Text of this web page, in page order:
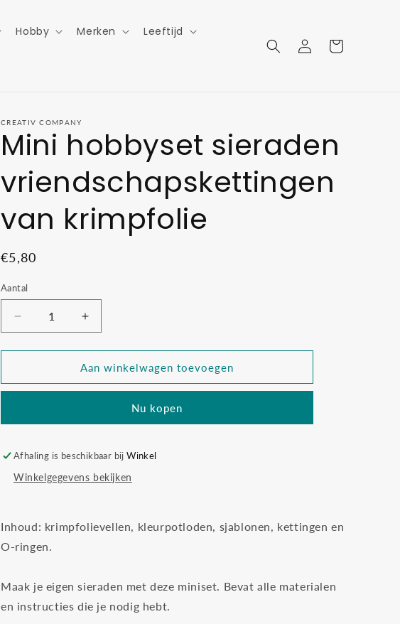
Hobby Merken Leeftijd
Inloggen
Winkelwagen
CREATIV COMPANY
Mini hobbyset sieraden
vriendschapskettingen
van krimpfolie
Normale
€5,80
Aantal
Aantal
verlagen
voor
hobbyset
vriendschapskettingen
van
Aantal
verhogen
voor
Mini
hobbyset
vriendschapskettingen
van
Aan winkelwagen toevoegen
Nu kopen
Afhaling is beschikbaar bijWinkel
Winkelgegevens bekijken
Inhoud: krimpfolievellen, kleurpotloden, sjablonen, kettingen en
O-ringen.
Maak je eigen sieraden met deze miniset. Bevat alle materialen
en instructies die je nodig hebt.